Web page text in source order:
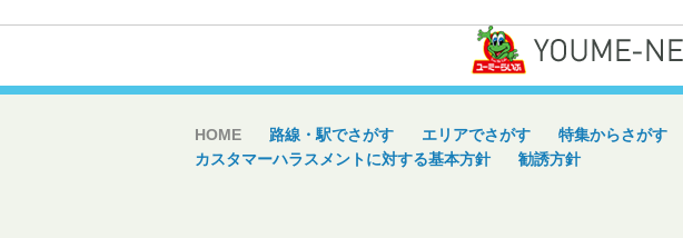
HOME 路線・駅でさがす エリアでさがす 特集からさがす
カスタマーハラスメントに対する基本方針
勧誘方針